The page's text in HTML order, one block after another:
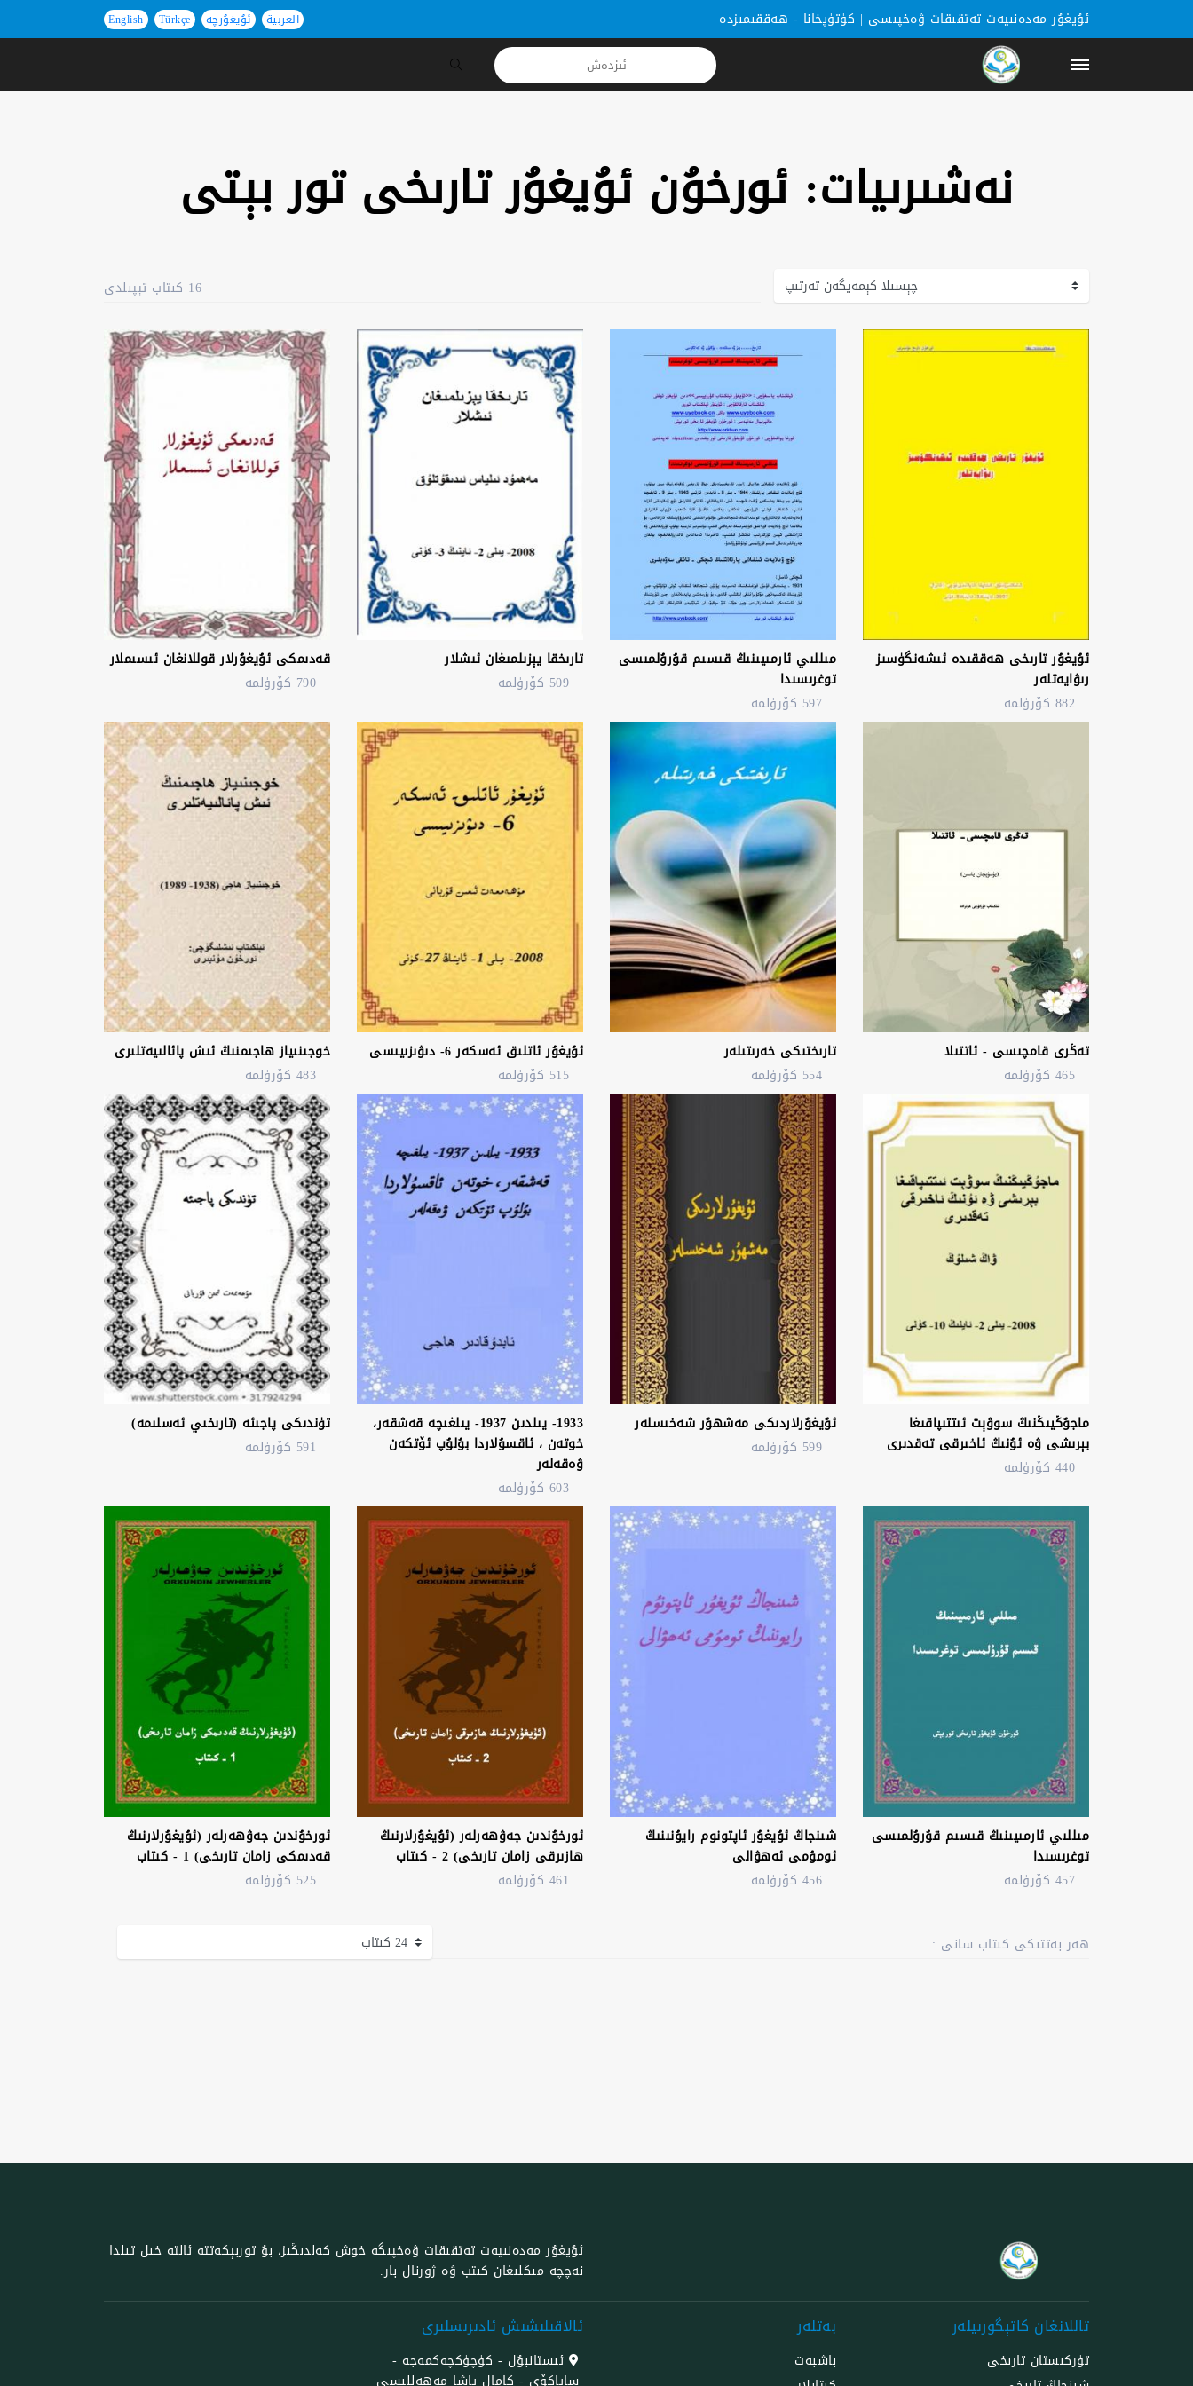
English Türkçe ئۇيغۇرچە العربية ئۇيغۇر مەدەنىيەت تەتقىقات ۋەخپىسى | كۈتۈپخانا - ھەققىمىزدە
يازغۇچىلار
كاتېگورىيە
ھەققىمىزدە
نەشىرىيات: ئورخۇن ئۇيغۇر تارىخى تور بېتى
16 كىتاب تېپىلدى
ئۇيغۇر تارىخى ھەققىدە ئىشەنگۈسىز
رىۋايەتلەر
882 كۆرۈلمە
مىللىي ئارمىيىنىڭ قىسىم قۇرۇلمىسى
توغرىسىدا
597 كۆرۈلمە
تارىخقا يېزىلمىغان ئىشلار
509 كۆرۈلمە
قەدىمكى ئۇيغۇرلار قوللانغان ئىسىملار
790 كۆرۈلمە
تەڭرى قامچىسى - ئاتتىلا
465 كۆرۈلمە
تارىختىكى خەرىتىلەر
554 كۆرۈلمە
ئۇيغۇر ئاتلىق ئەسكەر 6- دىۋىزىيىسى
515 كۆرۈلمە
خوجىنىياز ھاجىمنىڭ ئىش پائالىيەتلىرى
483 كۆرۈلمە
ماجۇڭيىڭنىڭ سوۋېت ئىتتىپاقىغا
بېرىشى ۋە ئۇنىڭ ئاخىرقى تەقدىرى
440 كۆرۈلمە
ئۇيغۇرلاردىكى مەشھۇر شەخىسلەر
599 كۆرۈلمە
1933- يىلدىن 1937- يىلغىچە قەشقەر،
خوتەن ، ئاقسۇلاردا بۇلۇپ ئۆتكەن
ۋەقەلەر
603 كۆرۈلمە
تۈندىكى پاجىئە (تارىخىي ئەسلىمە)
591 كۆرۈلمە
مىللىي ئارمىيىنىڭ قىسىم قۇرۇلمىسى
توغرىسىدا
457 كۆرۈلمە
شىنجاڭ ئۇيغۇر ئاپتونوم رايۇنىنىڭ
ئومۇمى ئەھۋالى
456 كۆرۈلمە
ئورخۇندىن جەۋھەرلەر (ئۇيغۇرلارنىڭ
ھازىرقى زامان تارىخى) 2 - كىتاب
461 كۆرۈلمە
ئورخۇندىن جەۋھەرلەر (ئۇيغۇرلارنىڭ
قەدىمكى زامان تارىخى) 1 - كىتاب
525 كۆرۈلمە
ھەر بەتتىكى كىتاب سانى :
ئۇيغۇر مەدەنىيەت تەتقىقات ۋەخپىگە خوش كەلدىڭىز، بۇ توربېكەتتە ئالتە خىل تىلدا
نەچچە مىڭلىغان كىتب ۋە ژورنال بار.
تاللانغان كاتېگورىيلەر
تۈركىستان تارىخى
بەتلەر
باشبەت
ئالاقىلىشىش ئادىرىسلىرى
ئىستانبۇل - كۈچۈكچەكمەجە -
ساپاكۆي - كامال پاشا مەھەللىسى